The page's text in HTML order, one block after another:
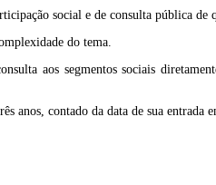
social e de consulta pública de
do tema.
aos segmentos sociais
anos, contado da data de sua entrada